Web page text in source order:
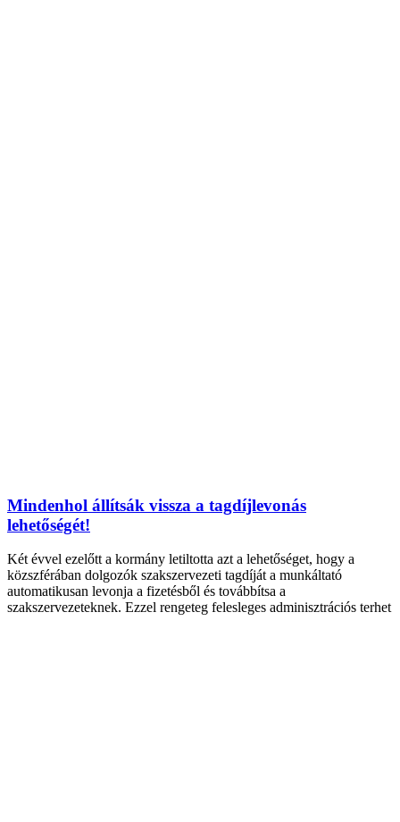
Mindenhol állítsák vissza a tagdíjlevonás
lehetőségét!
Két évvel ezelőtt a kormány letiltotta azt a lehetőséget, hogy a
közszférában dolgozók szakszervezeti tagdíját a munkáltató
automatikusan levonja a fizetésből és továbbítsa a
szakszervezeteknek. Ezzel rengeteg felesleges adminisztrációs terhet